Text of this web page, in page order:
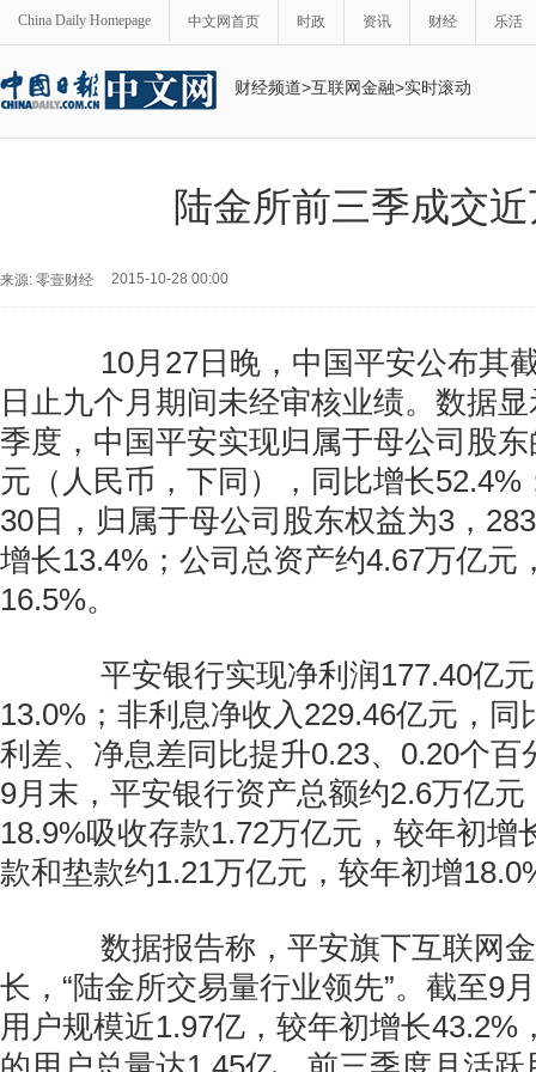
China Daily Homepage 中文网首页 时政 资讯 财经 乐活
财经频道>互联网金融>实时滚动
陆金所前三季成交
来源: 零壹财经 2015-10-28 00:00
10月27日晚，中国平安公布其
日止九个月期间未经审核业绩。数据
季度，中国平安实现归属于母公司股
元（人民币，下同），同比增长52.4%
30日，归属于母公司股东权益为3，
增长13.4%；公司总资产约4.67万亿元
16.5%。
平安银行实现净利润177.40亿元
13.0%；非利息净收入229.46亿元，同
利差、净息差同比提升0.23、0.20个百
9月末，平安银行资产总额约2.6万亿
18.9%吸收存款1.72万亿元，较年初增
款和垫款约1.21万亿元，较年初增
数据报告称，平安旗下互联网金
长，“陆金所交易量行业领先”。截至9
用户规模近1.97亿，较年初增长43.2%